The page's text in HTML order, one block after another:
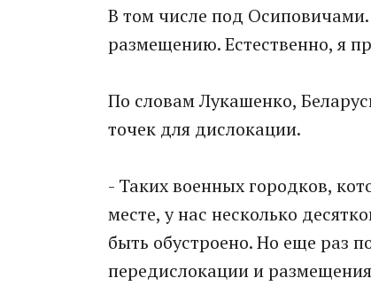
В том числе под
размещению. Естественно, я
По словам Лукашенко,
точек для дислокации.
- Таких военных городков,
месте, у нас несколько
быть обустроено. Но еще раз
передислокации и